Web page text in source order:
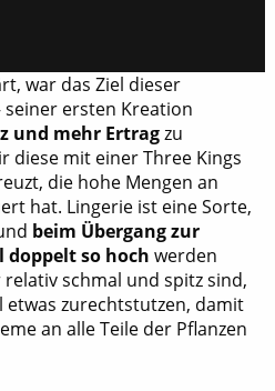
war das Ziel dieser
ersten Kreation
und mehr Ertragzu
diese mit einer Three Kings
die hohe Mengen an
hat. Lingerie ist eine Sorte,
beim Übergang zur
doppelt so hoch werden
schmal und spitz sind,
zurechtstutzen, damit
an alle Teile der Pflanzen